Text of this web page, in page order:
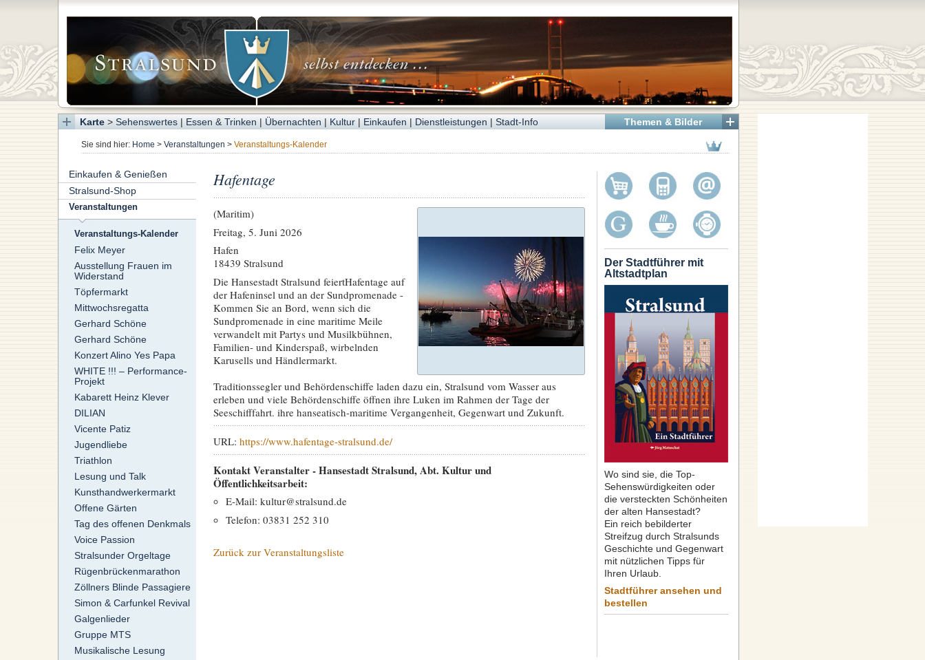
Themen & Bilder
Karte> Sehenswertes| Essen & Trinken | Übernachten | Kultur| Einkaufen | Dienstleistungen | Stadt-Info
Sie sind hier: Home > Veranstaltungen > Veranstaltungs-Kalender
Der Stadtführer mit
Altstadtplan
Wo sind sie, die Top-
Sehenswürdigkeiten oder
die versteckten Schönheiten
der alten Hansestadt?
Ein reich bebilderter
Streifzug durch Stralsunds
Geschichte und Gegenwart
mit nützlichen Tipps für
Ihren Urlaub.
Stadtführer ansehen und
bestellen
Einkaufen & Genießen
Stralsund-Shop
Veranstaltungen
Veranstaltungs-Kalender
Felix Meyer
Ausstellung Frauen im
Widerstand
Töpfermarkt
Mittwochsregatta
Gerhard Schöne
Gerhard Schöne
Konzert Alino Yes Papa
WHITE !!! – Performance-
Projekt
Kabarett Heinz Klever
DILIAN
Vicente Patiz
Jugendliebe
Triathlon
Lesung und Talk
Kunsthandwerkermarkt
Offene Gärten
Tag des offenen Denkmals
Voice Passion
Stralsunder Orgeltage
Rügenbrückenmarathon
Zöllners Blinde Passagiere
Simon & Carfunkel Revival
Galgenlieder
Gruppe MTS
Musikalische Lesung
Hafentage
(Maritim)
Freitag, 5. Juni 2026
Hafen
18439 Stralsund
Die Hansestadt Stralsund feiertHafentage auf
der Hafeninsel und an der Sundpromenade -
Kommen Sie an Bord, wenn sich die
Sundpromenade in eine maritime Meile
verwandelt mit Partys und Musilkbühnen,
Familien- und Kinderspaß, wirbelnden
Karusells und Händlermarkt.
Traditionssegler und Behördenschiffe laden dazu ein, Stralsund vom Wasser aus
erleben und viele Behördenschiffe öffnen ihre Luken im Rahmen der Tage der
Seeschifffahrt. ihre hanseatisch-maritime Vergangenheit, Gegenwart und Zukunft.
URL: https://www.hafentage-stralsund.de/
Kontakt Veranstalter - Hansestadt Stralsund, Abt. Kultur und
Öffentlichkeitsarbeit:
E-Mail: kultur@stralsund.de
Telefon: 03831 252 310
Zurück zur Veranstaltungsliste